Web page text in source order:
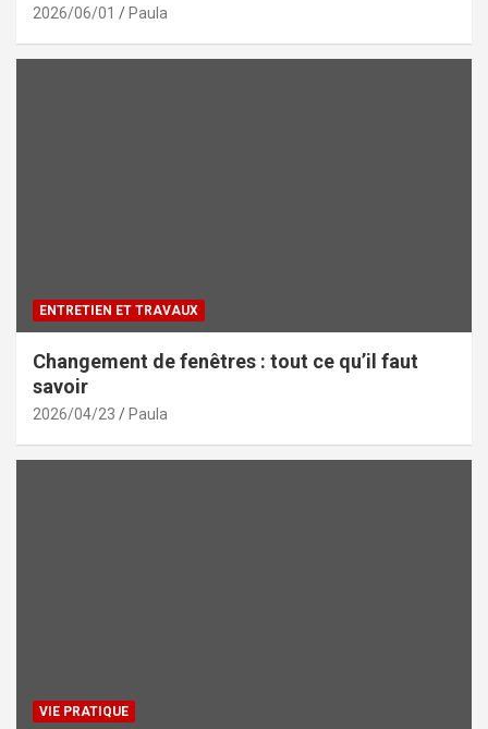
2026/06/01 Paula
ENTRETIEN ET TRAVAUX
Changement de fenêtres : tout ce qu’il faut
savoir
2026/04/23 Paula
VIE PRATIQUE